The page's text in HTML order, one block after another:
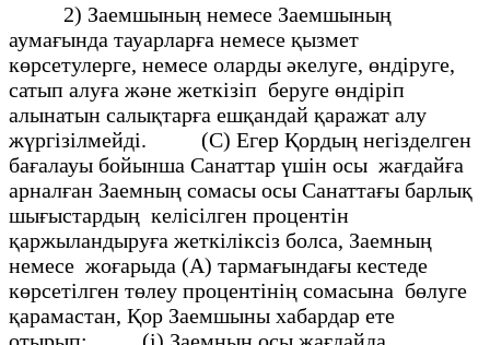
2) Заемшының немесе Заемшының
аумағында тауарларға немесе қызмет
көрсетулерге, немесе оларды әкелуге, өндіруге,
сатып алуға және жеткізіп беруге өндіріп
алынатын салықтарға ешқандай қаражат алу
жүргізілмейді. (С) Егер Қордың негізделген
бағалауы бойынша Санаттар үшін осы жағдайға
арналған Заемның сомасы осы Санаттағы барлық
шығыстардың келісілген процентін
қаржыландыруға жеткіліксіз болса, Заемның
немесе жоғарыда (А) тармағындағы кестеде
көрсетілген төлеу процентінің сомасына бөлуге
қарамастан, Қор Заемшыны хабардар ете